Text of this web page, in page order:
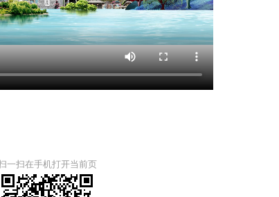
一扫在手机打开当前页